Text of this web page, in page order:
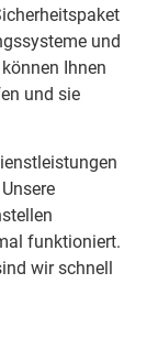
und
Ihnen
und sie
funktioniert.
wir schnell